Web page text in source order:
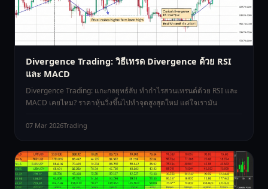
Divergence Trading: วิธีเทรด Divergence ด้วย RSI
และ MACD
Divergence Trading: แกะกลยุทธ์ลับ ทำกำไรสวนเทรนด์ด้วย RSI และ
MACD เคยไหม? ราคาหุ้นวิ่งขึ้นไปทำจุดสูงสุดใหม่ แต่ใจเรามัน
07 Mar 2026Trading